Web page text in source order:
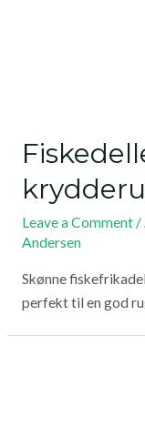
Leave a Comment /
Andersen
Skønne
perfekt til en god